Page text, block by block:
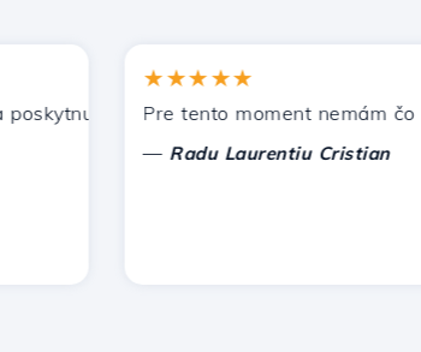
podporu!
★★★★★
Pre tento moment nemám čo
Radu Laurentiu Cristian